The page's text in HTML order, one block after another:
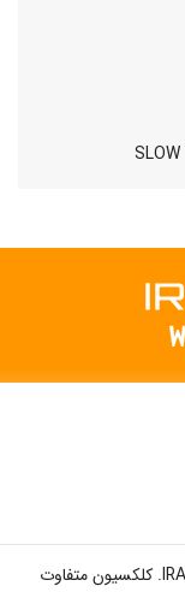
فروشگاه ساعت ایراتک © 2026 IRATECH WATCH. کلکسیون متفاوت